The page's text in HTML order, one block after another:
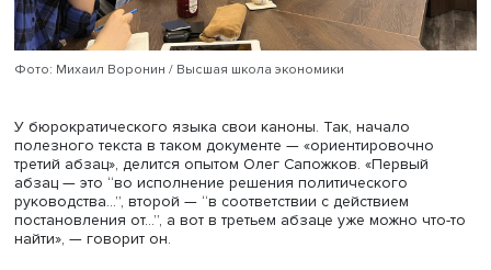
инициативы появились.